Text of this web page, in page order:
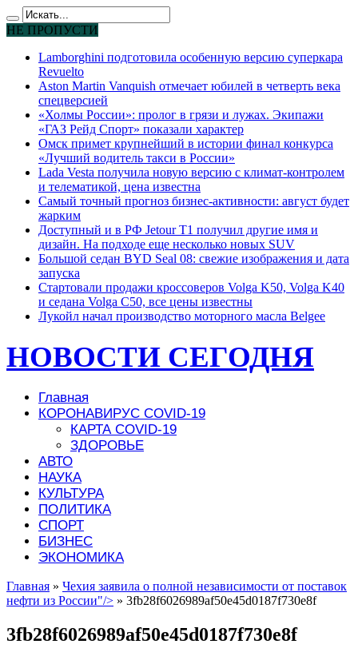
НЕ ПРОПУСТИ
Lamborghini подготовила особенную версию суперкара
Revuelto
Aston Martin Vanquish отмечает юбилей в четверть века
спецверсией
«Холмы России»: пролог в грязи и лужах. Экипажи
«ГАЗ Рейд Спорт» показали характер
Омск примет крупнейший в истории финал конкурса
«Лучший водитель такси в России»
Lada Vesta получила новую версию с климат-контролем
и телематикой, цена известна
Самый точный прогноз бизнес-активности: август будет
жарким
Доступный и в РФ Jetour T1 получил другие имя и
дизайн. На подходе еще несколько новых SUV
Большой седан BYD Seal 08: свежие изображения и дата
запуска
Стартовали продажи кроссоверов Volga K50, Volga K40
и седана Volga C50, все цены известны
Лукойл начал производство моторного масла Belgee
НОВОСТИ СЕГОДНЯ
Главная
КОРОНАВИРУС COVID-19
КАРТА COVID-19
ЗДОРОВЬЕ
АВТО
НАУКА
КУЛЬТУРА
ПОЛИТИКА
СПОРТ
БИЗНЕС
ЭКОНОМИКА
Главная » Чехия заявила о полной независимости от поставок
нефти из России"/> » 3fb28f6026989af50e45d0187f730e8f
3fb28f6026989af50e45d0187f730e8f